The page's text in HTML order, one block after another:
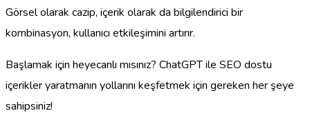
Görsel olarak cazip, içerik olarak da bilgilendirici bir
kombinasyon, kullanıcı etkileşimini artırır.
Başlamak için heyecanlı mısınız? ChatGPT ile SEO dostu
içerikler yaratmanın yollarını keşfetmek için gereken her şeye
sahipsiniz!